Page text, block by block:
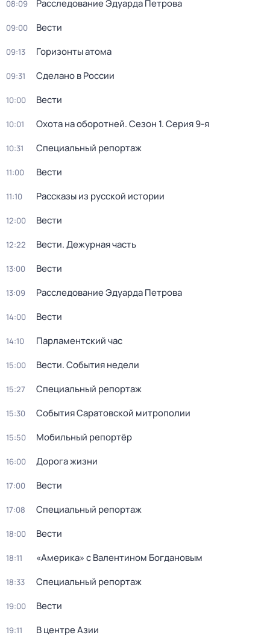
08:09 Расследование Эдуарда Петрова
09:00 Вести
09:13 Горизонты атома
09:31 Сделано в России
10:00 Вести
10:01 Охота на оборотней. Сезон 1. Серия 9-я
10:31 Специальный репортаж
11:00 Вести
11:10 Рассказы из русской истории
12:00 Вести
12:22 Вести. Дежурная часть
13:00 Вести
13:09 Расследование Эдуарда Петрова
14:00 Вести
14:10 Парламентский час
15:00 Вести. События недели
15:27 Специальный репортаж
15:30 События Саратовской митрополии
15:50 Мобильный репортёр
16:00 Дорога жизни
17:00 Вести
17:08 Специальный репортаж
18:00 Вести
18:11 «Америка» с Валентином Богдановым
18:33 Специальный репортаж
19:00 Вести
19:11 В центре Азии